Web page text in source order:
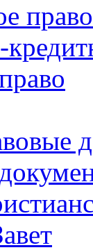
право